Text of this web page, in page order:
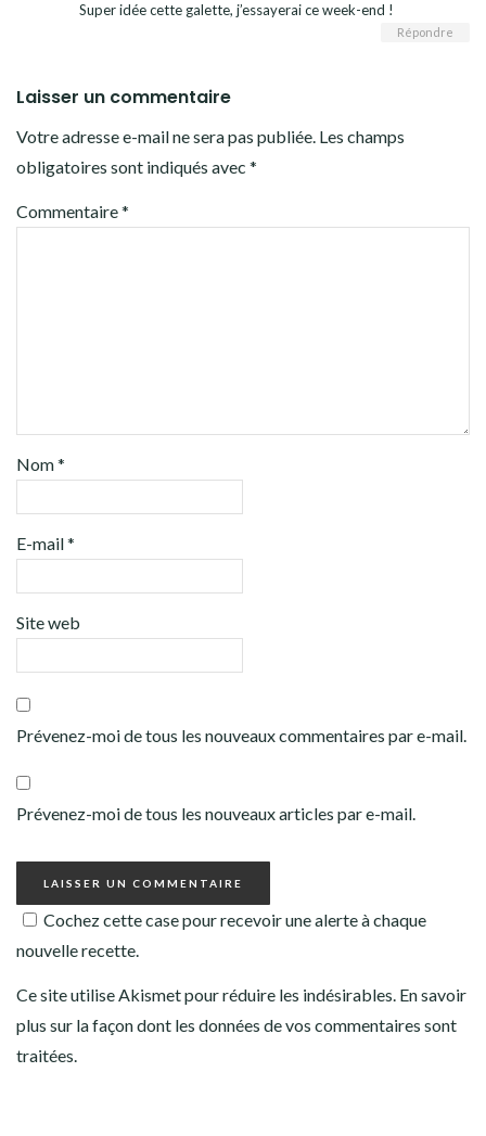
Super idée cette galette, j’essayerai ce week-end !
Répondre
Laisser un commentaire
Votre adresse e-mail ne sera pas publiée. Les champs
obligatoires sont indiqués avec *
Commentaire*
Nom*
E-mail*
Site web
Prévenez-moi de tous les nouveaux commentaires par e-mail.
Prévenez-moi de tous les nouveaux articles par e-mail.
Cochez cette case pour recevoir une alerte à chaque
nouvelle recette.
Ce site utilise Akismet pour réduire les indésirables. En savoir
plus sur la façon dont les données de vos commentaires sont
traitées